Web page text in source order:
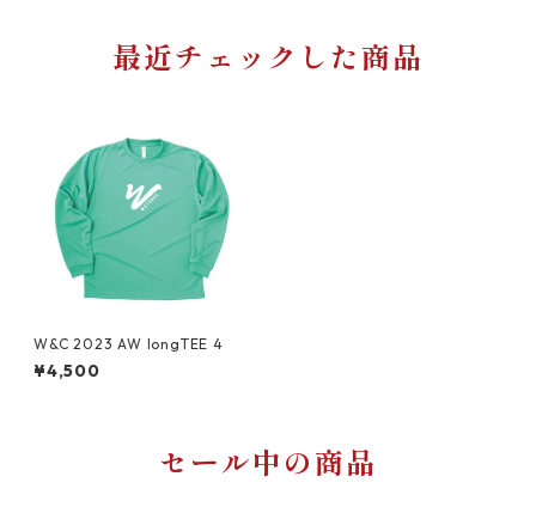
最近チェックした商品
W&C 2023 AW longTEE 4
¥4,500
セール中の商品